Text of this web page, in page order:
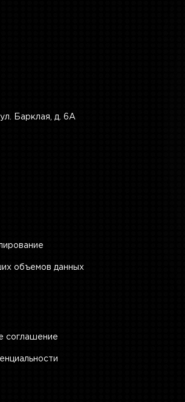
ул. Барклая, д. 6А
объемов данных
соглашение